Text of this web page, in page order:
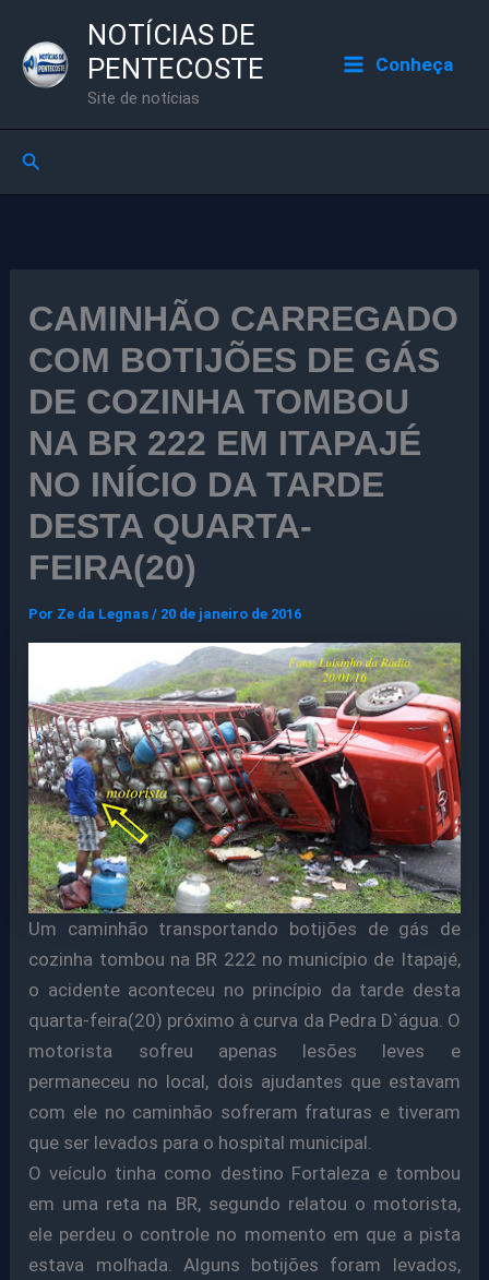
para
NOTÍCIAS DE
PENTECOSTE
Site de notícias
Conheça
Pesquisar
CAMINHÃO CARREGADO
COM BOTIJÕES DE GÁS
DE COZINHA TOMBOU
NA BR 222 EM ITAPAJÉ
NO INÍCIO DA TARDE
DESTA QUARTA-
FEIRA(20)
Por Ze da Legnas/ 20 de janeiro de 2016
Um caminhão transportando botijões de gás de
cozinha tombou na BR 222 no município de Itapajé,
o acidente aconteceu no princípio da tarde desta
quarta-feira(20) próximo à curva da Pedra D`água. O
motorista sofreu apenas lesões leves e
permaneceu no local, dois ajudantes que estavam
com ele no caminhão sofreram fraturas e tiveram
que ser levados para o hospital municipal.
O veículo tinha como destino Fortaleza e tombou
em uma reta na BR, segundo relatou o motorista,
ele perdeu o controle no momento em que a pista
estava molhada. Alguns botijões foram levados,